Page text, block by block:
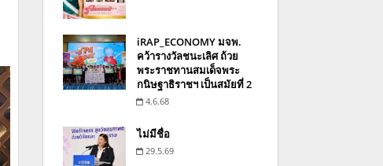
iRAP_ECONOMY มจพ.
คว้ารางวัลชนะเลิศ ถ้วย
พระราชทานสมเด็จพระ
กนิษฐาธิราชฯ เป็นสมัยที่ 2
4.6.68
ไม่มีชื่อ
29.5.69